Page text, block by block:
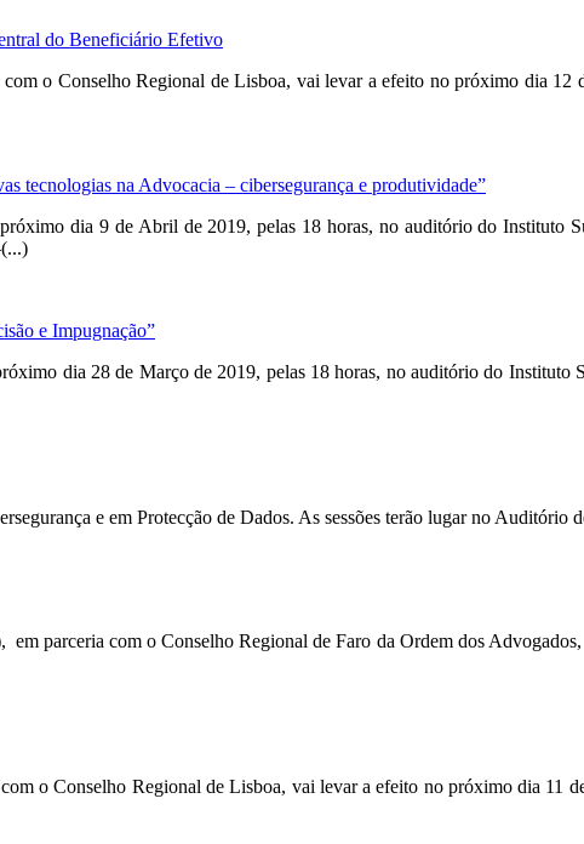
do Beneficiário Efetivo
o Conselho Regional de Lisboa, vai levar a efeito no próximo dia
na Advocacia – cibersegurança e produtividade”
dia 9 de Abril de 2019, pelas 18 horas, no auditório do Instituto
e Impugnação”
dia 28 de Março de 2019, pelas 18 horas, no auditório do
e em Protecção de Dados. As sessões terão lugar no
parceria com o Conselho Regional de Faro da Ordem dos
o Conselho Regional de Lisboa, vai levar a efeito no próximo dia 11